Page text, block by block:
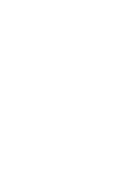
– کتاب نخبگان کسب و کار ایران – کتاب نخبگان ایران